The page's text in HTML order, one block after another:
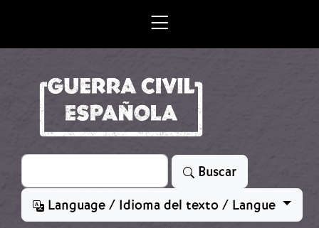
Search
Buscar
Language / Idioma del texto / Langue